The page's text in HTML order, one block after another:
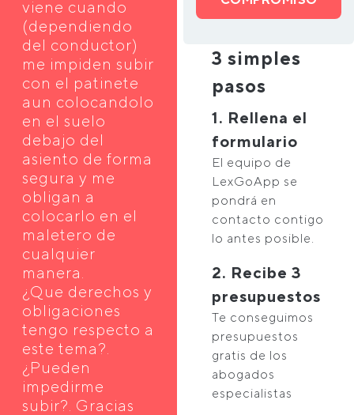
viene cuando
(dependiendo
del conductor)
me impiden subir
con el patinete
aun colocandolo
en el suelo
debajo del
asiento de forma
segura y me
obligan a
colocarlo en el
maletero de
cualquier
manera.
¿Que derechos y
obligaciones
tengo respecto a
este tema?.
¿Pueden
impedirme
subir?. Gracias
3 simples
pasos
1. Rellena el
formulario
El equipo de
LexGoApp se
pondrá en
contacto contigo
lo antes posible.
2. Recibe 3
presupuestos
Te conseguimos
presupuestos
gratis de los
abogados
especialistas